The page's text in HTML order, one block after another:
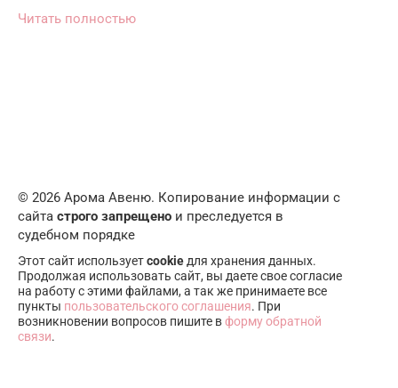
Читать полностью
© 2026 Арома Авеню. Копирование информации с
сайта строго запрещено и преследуется в
судебном порядке
Этот сайт используетcookie для хранения данных.
Продолжая использовать сайт, вы даете свое согласие
на работу с этими файлами, а так же принимаете все
пункты пользовательского соглашения. При
возникновении вопросов пишите вформу обратной
связи.